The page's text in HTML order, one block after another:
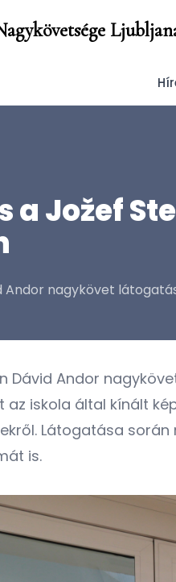
a Jožef
Andor nagykövet
Dávid Andor
az iskola által kínált
Látogatása
is.